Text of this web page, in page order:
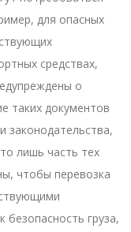
для опасных
средствах,
о
таких документов
законодательства,
лишь часть тех
чтобы перевозка
груза,